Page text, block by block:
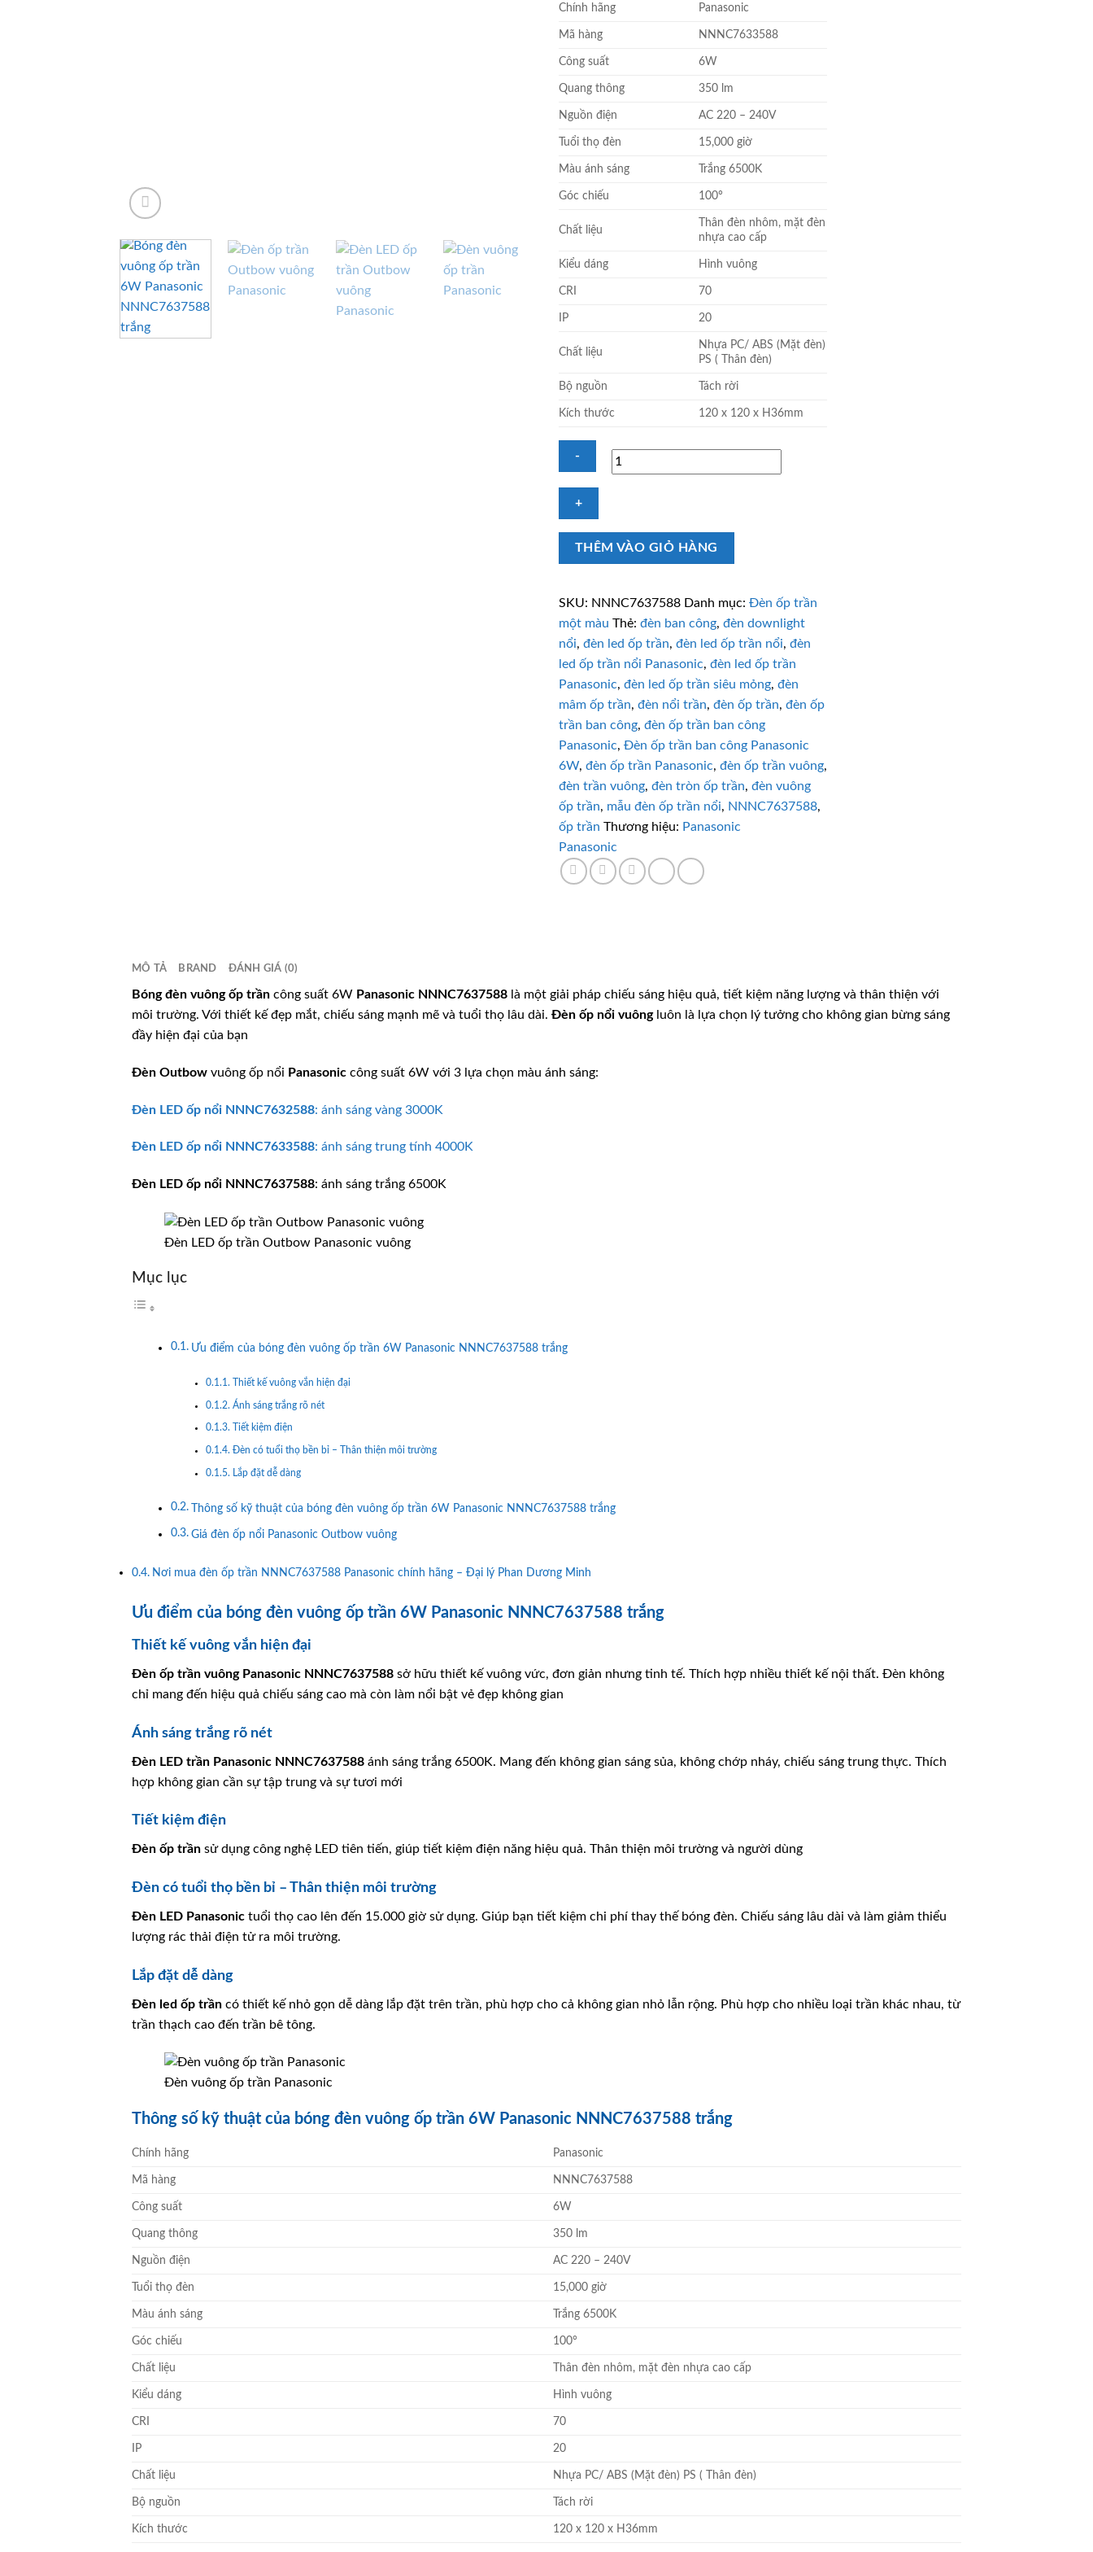
298.000 ₫.
tại
là:
Chính hãng Panasonic
Mã hàng NNNC7633588
Công suất 6W
Quang thông 350 lm
Nguồn điện AC 220 – 240V
Tuổi thọ đèn 15,000 giờ
Màu ánh sáng Trắng 6500K
Góc chiếu 100°
Chất liệu
Thân đèn nhôm, mặt đèn
nhựa cao cấp
Kiểu dáng Hình vuông
CRI 70
IP 20
Chất liệu
Nhựa PC/ ABS (Mặt đèn)
PS ( Thân đèn)
Bộ nguồn Tách rời
Kích thước 120 x 120 x H36mm
vuông
Panasonic
NNNC7637588
trắng
số
lượng
THÊM VÀO GIỎ HÀNG
SKU: NNNC7637588 Danh mục: Đèn ốp trần
một màu Thẻ: đèn ban công, đèn downlight
nổi, đèn led ốp trần, đèn led ốp trần nổi, đèn
led ốp trần nổi Panasonic, đèn led ốp trần
Panasonic, đèn led ốp trần siêu mỏng, đèn
mâm ốp trần, đèn nổi trần, đèn ốp trần, đèn ốp
trần ban công, đèn ốp trần ban công
Panasonic, Đèn ốp trần ban công Panasonic
6W, đèn ốp trần Panasonic, đèn ốp trần vuông,
đèn trần vuông, đèn tròn ốp trần, đèn vuông
ốp trần, mẫu đèn ốp trần nổi, NNNC7637588,
ốp trần Thương hiệu: Panasonic
Panasonic
MÔ TẢ BRAND ĐÁNH GIÁ (0)
Bóng đèn vuông ốp trần công suất 6W Panasonic NNNC7637588 là một giải pháp chiếu sáng hiệu quả, tiết kiệm năng lượng và thân thiện với
môi trường. Với thiết kế đẹp mắt, chiếu sáng mạnh mẽ và tuổi thọ lâu dài. Đèn ốp nổi vuôngluôn là lựa chọn lý tưởng cho không gian bừng sáng
đầy hiện đại của bạn
Đèn Outbow vuông ốp nổi Panasonic công suất 6W với 3 lựa chọn màu ánh sáng:
Đèn LED ốp nổi NNNC7632588: ánh sáng vàng 3000K
Đèn LED ốp nổi NNNC7633588: ánh sáng trung tính 4000K
Đèn LED ốp nổi NNNC7637588: ánh sáng trắng 6500K
Đèn LED ốp trần Outbow Panasonic vuông
Mục lục
Ưu điểm của bóng đèn vuông ốp trần 6W Panasonic NNNC7637588 trắng
Thiết kế vuông vắn hiện đại
Ánh sáng trắng rõ nét
Tiết kiệm điện
Đèn có tuổi thọ bền bỉ – Thân thiện môi trường
Lắp đặt dễ dàng
Thông số kỹ thuật của bóng đèn vuông ốp trần 6W Panasonic NNNC7637588 trắng
Giá đèn ốp nổi Panasonic Outbow vuông
Nơi mua đèn ốp trần NNNC7637588 Panasonic chính hãng – Đại lý Phan Dương Minh
Ưu điểm của bóng đèn vuông ốp trần 6W Panasonic NNNC7637588 trắng
Thiết kế vuông vắn hiện đại
Đèn ốp trần vuông Panasonic NNNC7637588 sở hữu thiết kế vuông vức, đơn giản nhưng tinh tế. Thích hợp nhiều thiết kế nội thất. Đèn không
chỉ mang đến hiệu quả chiếu sáng cao mà còn làm nổi bật vẻ đẹp không gian
Ánh sáng trắng rõ nét
Đèn LED trần Panasonic NNNC7637588 ánh sáng trắng 6500K. Mang đến không gian sáng sủa, không chớp nháy, chiếu sáng trung thực. Thích
hợp không gian cần sự tập trung và sự tươi mới
Tiết kiệm điện
Đèn ốp trần sử dụng công nghệ LED tiên tiến, giúp tiết kiệm điện năng hiệu quả. Thân thiện môi trường và người dùng
Đèn có tuổi thọ bền bỉ – Thân thiện môi trường
Đèn LED Panasonic tuổi thọ cao lên đến 15.000 giờ sử dụng. Giúp bạn tiết kiệm chi phí thay thế bóng đèn. Chiếu sáng lâu dài và làm giảm thiểu
lượng rác thải điện tử ra môi trường.
Lắp đặt dễ dàng
Đèn led ốp trần có thiết kế nhỏ gọn dễ dàng lắp đặt trên trần, phù hợp cho cả không gian nhỏ lẫn rộng. Phù hợp cho nhiều loại trần khác nhau, từ
trần thạch cao đến trần bê tông.
Đèn vuông ốp trần Panasonic
Thông số kỹ thuật của bóng đèn vuông ốp trần 6W Panasonic NNNC7637588 trắng
Chính hãng Panasonic
Mã hàng NNNC7637588
Công suất 6W
Quang thông 350 lm
Nguồn điện AC 220 – 240V
Tuổi thọ đèn 15,000 giờ
Màu ánh sáng Trắng 6500K
Góc chiếu 100°
Chất liệu Thân đèn nhôm, mặt đèn nhựa cao cấp
Kiểu dáng Hình vuông
CRI 70
IP 20
Chất liệu Nhựa PC/ ABS (Mặt đèn) PS ( Thân đèn)
Bộ nguồn Tách rời
Kích thước 120 x 120 x H36mm